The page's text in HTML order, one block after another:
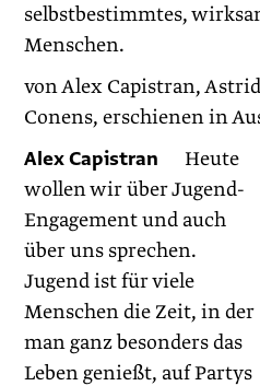
selbstbestimmtes,
Menschen.
von Alex Capistran,
Conens, erschienen in
Alex Capistran Heute
wollen wir über Jugend-
Engagement und auch
über uns sprechen.
Jugend ist für viele
Menschen die Zeit, in der
man ganz besonders das
Leben genießt, auf Partys